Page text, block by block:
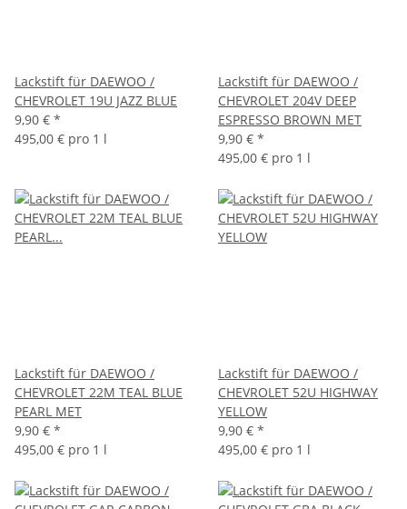
Lackstift für DAEWOO /
CHEVROLET 19U JAZZ BLUE
9,90 € *
495,00 € pro 1 l
Lackstift für DAEWOO /
CHEVROLET 204V DEEP
ESPRESSO BROWN MET
9,90 € *
495,00 € pro 1 l
Lackstift für DAEWOO /
CHEVROLET 22M TEAL BLUE
PEARL MET
9,90 € *
495,00 € pro 1 l
Lackstift für DAEWOO /
CHEVROLET 52U HIGHWAY
YELLOW
9,90 € *
495,00 € pro 1 l